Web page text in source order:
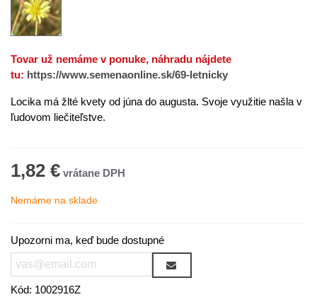
Tovar už nemáme v ponuke, náhradu nájdete
tu: https://www.semenaonline.sk/69-letnicky
Locika má žlté kvety od júna do augusta. Svoje využitie našla v
ľudovom liečiteľstve.
1,82 €
Nemáme na sklade
Upozorni ma, keď bude dostupné
Kód: 1002916Z